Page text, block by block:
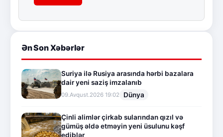
Ən Son Xəbərlər
Suriya ilə Rusiya arasında hərbi bazalara
dair yeni saziş imzalanıb
09.Avqust.2026 19:02 Dünya
Çinli alimlər çirkab sularından qızıl və
gümüş əldə etməyin yeni üsulunu kəşf
ediblər